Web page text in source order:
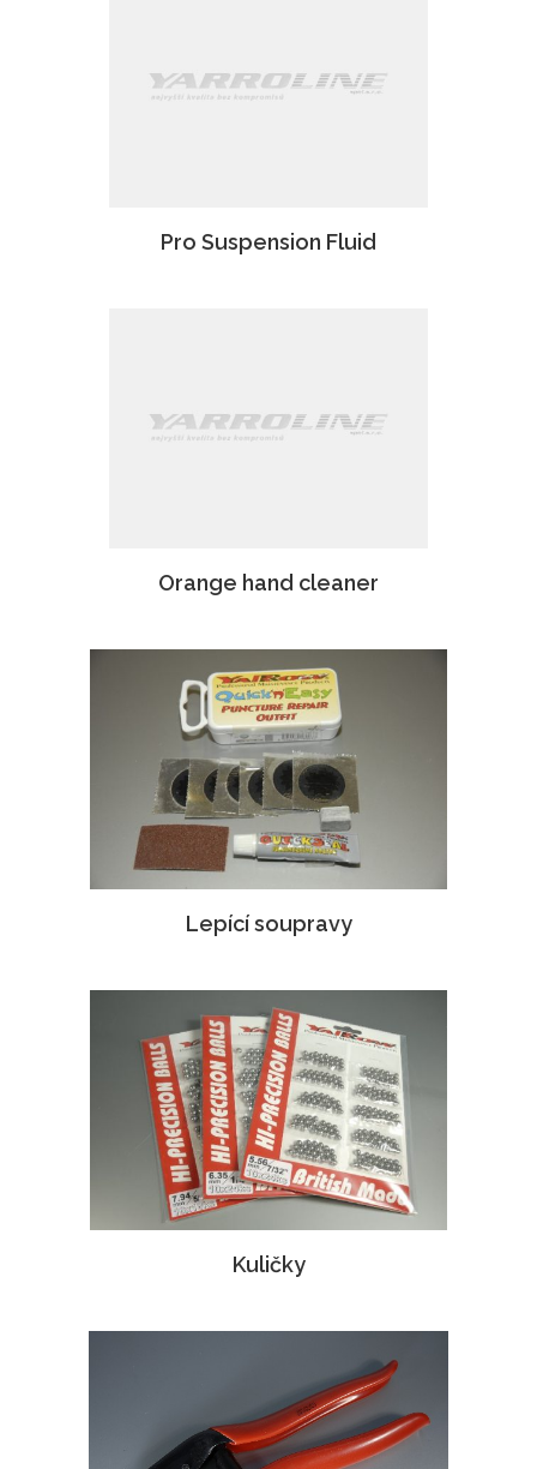
Pro Suspension Fluid
Orange hand cleaner
Lepící soupravy
Kuličky